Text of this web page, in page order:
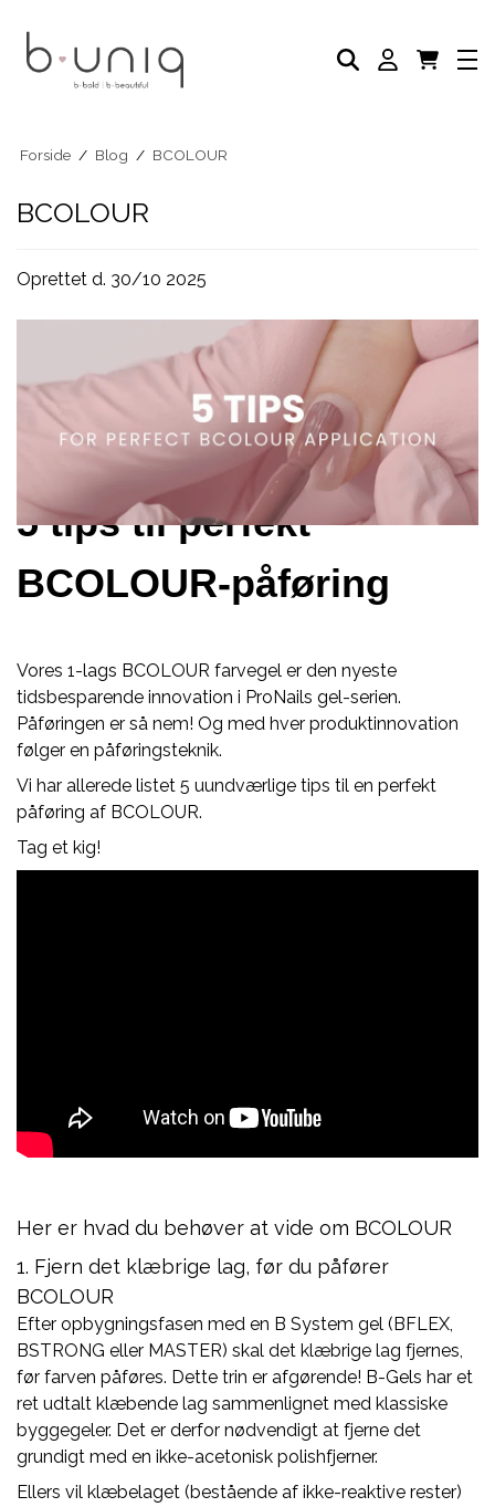
PLEJE PRODUKTER
AKADEMI
PROFESSIONELLE PRODUKTER
BLOG
Forside / Blog / BCOLOUR
BCOLOUR
Oprettet d. 30/10 2025
5 tips til perfekt
BCOLOUR-påføring
Vores 1-lags BCOLOUR farvegel er den nyeste
tidsbesparende innovation i ProNails gel-serien.
Påføringen er så nem! Og med hver produktinnovation
følger en påføringsteknik.
Vi har allerede listet 5 uundværlige tips til en perfekt
påføring af BCOLOUR.
Tag et kig!
Her er hvad du behøver at vide om BCOLOUR
1. Fjern det klæbrige lag, før du påfører
BCOLOUR
Efter opbygningsfasen med en B System gel (BFLEX,
BSTRONG eller MASTER) skal det klæbrige lag fjernes,
før farven påføres. Dette trin er afgørende! B-Gels har et
ret udtalt klæbende lag sammenlignet med klassiske
byggegeler. Det er derfor nødvendigt at fjerne det
grundigt med en ikke-acetonisk polishfjerner.
Ellers vil klæbelaget (bestående af ikke-reaktive rester)